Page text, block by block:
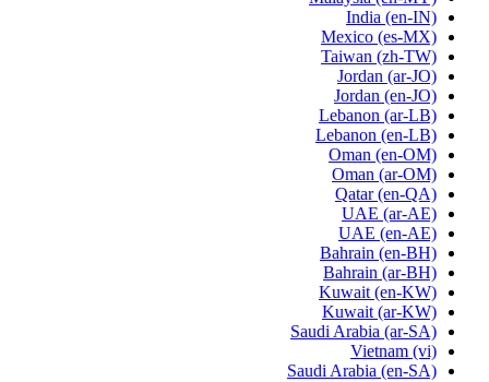
India (en-IN)
Mexico (es-MX)
Taiwan (zh-TW)
Jordan (ar-JO)
Jordan (en-JO)
Lebanon (ar-LB)
Lebanon (en-LB)
Oman (en-OM)
Oman (ar-OM)
Qatar (en-QA)
UAE (ar-AE)
UAE (en-AE)
Bahrain (en-BH)
Bahrain (ar-BH)
Kuwait (en-KW)
Kuwait (ar-KW)
Saudi Arabia (ar-SA)
Vietnam (vi)
Saudi Arabia (en-SA)